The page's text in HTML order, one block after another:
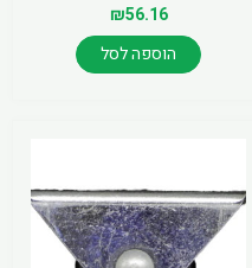
₪56.16
הוספה לסל
יש
מספר
סוגים.